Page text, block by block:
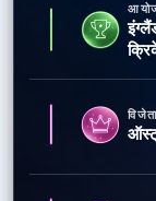
विजेता